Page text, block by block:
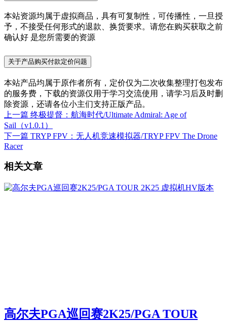
本站资源均属于虚拟商品，具有可复制性，可传播性，一旦授
予，不接受任何形式的退款、换货要求。请您在购买获取之前
确认好 是您所需要的资源
关于产品购买付款定价问题
本站产品均属于原作者所有，定价仅为二次收集整理打包发布
的服务费，下载的资源仅用于学习交流使用，请学习后及时删
除资源，还请各位小主们支持正版产品。
上一篇 终极提督：航海时代/Ultimate Admiral: Age of
Sail（v1.0.1）
下一篇 TRYP FPV：无人机竞速模拟器/TRYP FPV The Drone
Racer
相关文章
高尔夫PGA巡回赛2K25/PGA TOUR